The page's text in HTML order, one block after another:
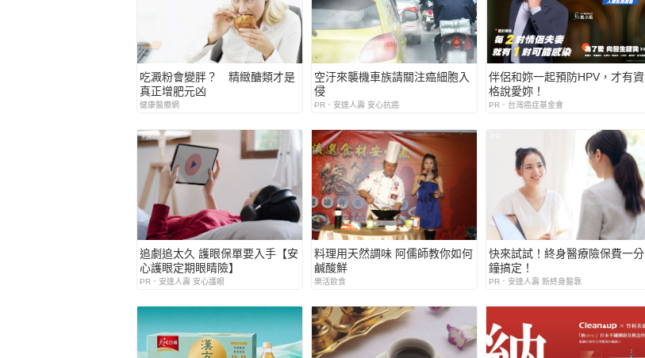
吃澱粉會變胖？ 精緻醣類才是
真正增肥元凶
健康醫療網
空汙來襲機車族請關注癌細胞入
侵
PR．安達人壽 安心抗癌
伴侶和妳一起預防HPV，才有資
格說愛妳！
PR．台灣癌症基金會
PR
追劇追太久 護眼保單要入手【安
心護眼定期眼睛險】
PR．安達人壽 安心護眼
料理用天然調味 阿儒師教你如何
鹹酸鮮
樂活飲食
快來試試！終身醫療險保費一分
鐘搞定！
PR．安達人壽 新終身醫靠